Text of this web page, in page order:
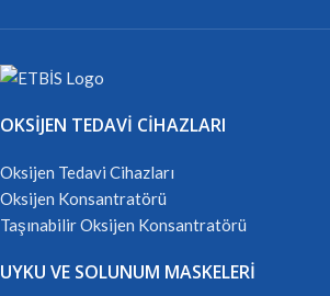
OKSIJEN TEDAVI CIHAZLARI
Oksijen Tedavi Cihazları
Oksijen Konsantratörü
Taşınabilir Oksijen Konsantratörü
UYKU VE SOLUNUM MASKELERI